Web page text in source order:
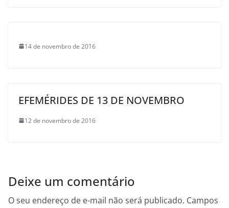
14 de novembro de 2016
EFEMÉRIDES DE 13 DE NOVEMBRO
12 de novembro de 2016
Deixe um comentário
O seu endereço de e-mail não será publicado. Campos